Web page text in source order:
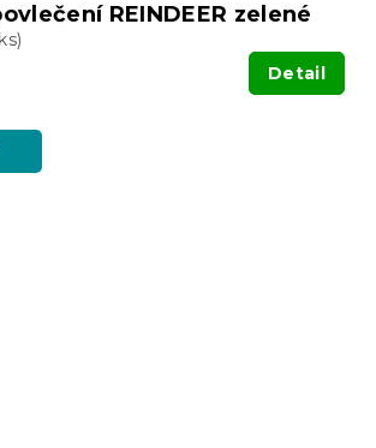
REINDEER zelené
Detail